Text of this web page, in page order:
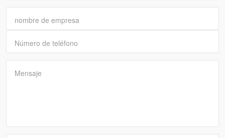
nombre de empresa
Número de teléfono
Mensaje